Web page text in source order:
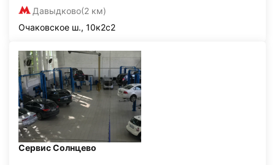
Давыдково(2 км)
Очаковское ш., 10к2с2
Сервис Солнцево